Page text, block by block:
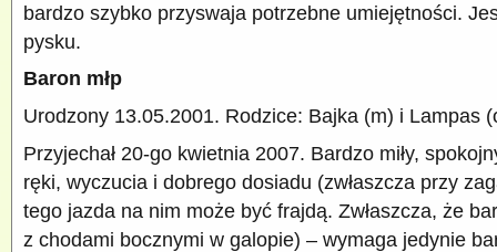
bardzo szybko przyswaja potrzebne umiejętności.
pysku.
Baron młp
Urodzony 13.05.2001. Rodzice: Bajka (m) i Lampas
Przyjechał 20-go kwietnia 2007. Bardzo miły,
ręki, wyczucia i dobrego dosiadu (zwłaszcza przy
tego jazda na nim może być frajdą. Zwłaszcza, że
z chodami bocznymi w galopie) – wymaga jedynie